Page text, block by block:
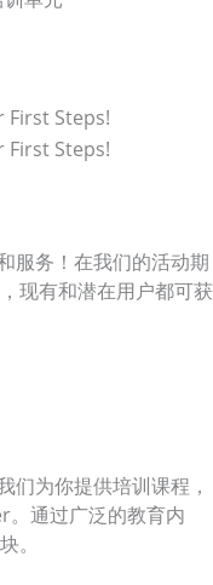
服务！在我们的活动期
现有和潜在用户都可获
们为你提供培训课程，
。通过广泛的教育内
。